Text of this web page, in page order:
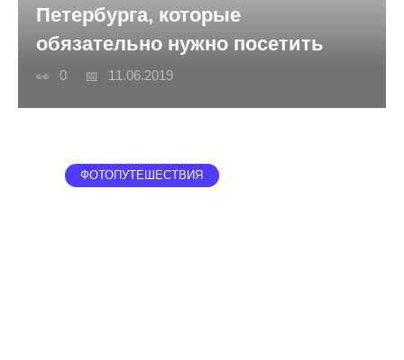
Петербурга, которые
обязательно нужно посетить
0 11.06.2019
ФОТОПУТЕШЕСТВИЯ